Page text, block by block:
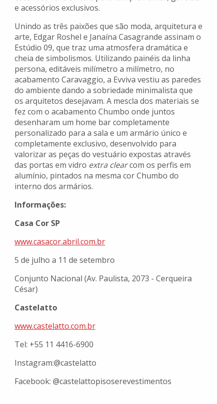
e acessórios exclusivos.
Unindo as três paixões que são moda, arquitetura e
arte, Edgar Roshel e Janaína Casagrande assinam o
Estúdio 09, que traz uma atmosfera dramática e
cheia de simbolismos. Utilizando painéis da linha
persona, editáveis milímetro a milímetro, no
acabamento Caravaggio, a Evviva vestiu as paredes
do ambiente dando a sobriedade minimalista que
os arquitetos desejavam. A mescla dos materiais se
fez com o acabamento Chumbo onde juntos
desenharam um home bar completamente
personalizado para a sala e um armário único e
completamente exclusivo, desenvolvido para
valorizar as peças do vestuário expostas através
das portas em vidro extra clearcom os perfis em
alumínio, pintados na mesma cor Chumbo do
interno dos armários.
Informações:
Casa Cor SP
www.casacor.abril.com.br
5 de julho a 11 de setembro
Conjunto Nacional (Av. Paulista, 2073 - Cerqueira
César)
Castelatto
www.castelatto.com.br
Tel: +55 11 4416-6900
Instagram:@castelatto
Facebook: @castelattopisoserevestimentos